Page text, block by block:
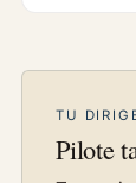
TU
Pilote